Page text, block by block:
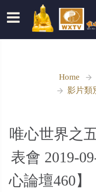
Home
影片類
唯心世界之
表會 2019-
心論壇460